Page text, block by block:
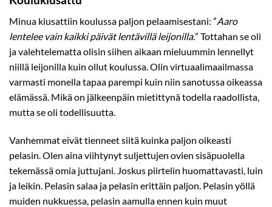
Minua kiusattiin koulussa paljon pelaamisestani: ”Aaro
lentelee vain kaikki päivät lentävillä leijonilla.” Tottahan se oli
ja valehtelematta olisin siihen aikaan mieluummin lennellyt
niillä leijonilla kuin ollut koulussa. Olin virtuaalimaailmassa
varmasti monella tapaa parempi kuin niin sanotussa oikeassa
elämässä. Mikä on jälkeenpäin mietittynä todella raadollista,
mutta se oli todellisuutta.
Vanhemmat eivät tienneet siitä kuinka paljon oikeasti
pelasin. Olen aina viihtynyt suljettujen ovien sisäpuolella
tekemässä omia juttujani. Joskus piirtelin huomattavasti, luin
ja leikin. Pelasin salaa ja pelasin erittäin paljon. Pelasin yöllä
muiden nukkuessa, pelasin aamulla ennen kuin muut